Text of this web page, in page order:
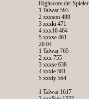
Highscore der
1 Talwar 593
2 xxxson 499
3 xxxki 471
4 xxx16 464
5 xxxse 461
20.04
1 Talwar 765
2 xxx 755
3 xxxse 638
4 xxxie 581
5 xxxly 564
1 Talwar 1617